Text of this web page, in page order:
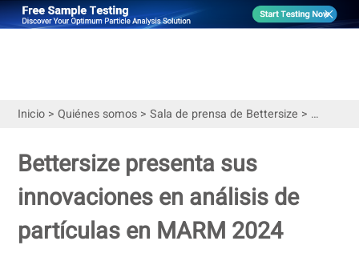
Inicio> Quiénes somos> Sala de prensa de Bettersize >
Bettersize presenta sus
innovaciones en análisis de
partículas en MARM 2024